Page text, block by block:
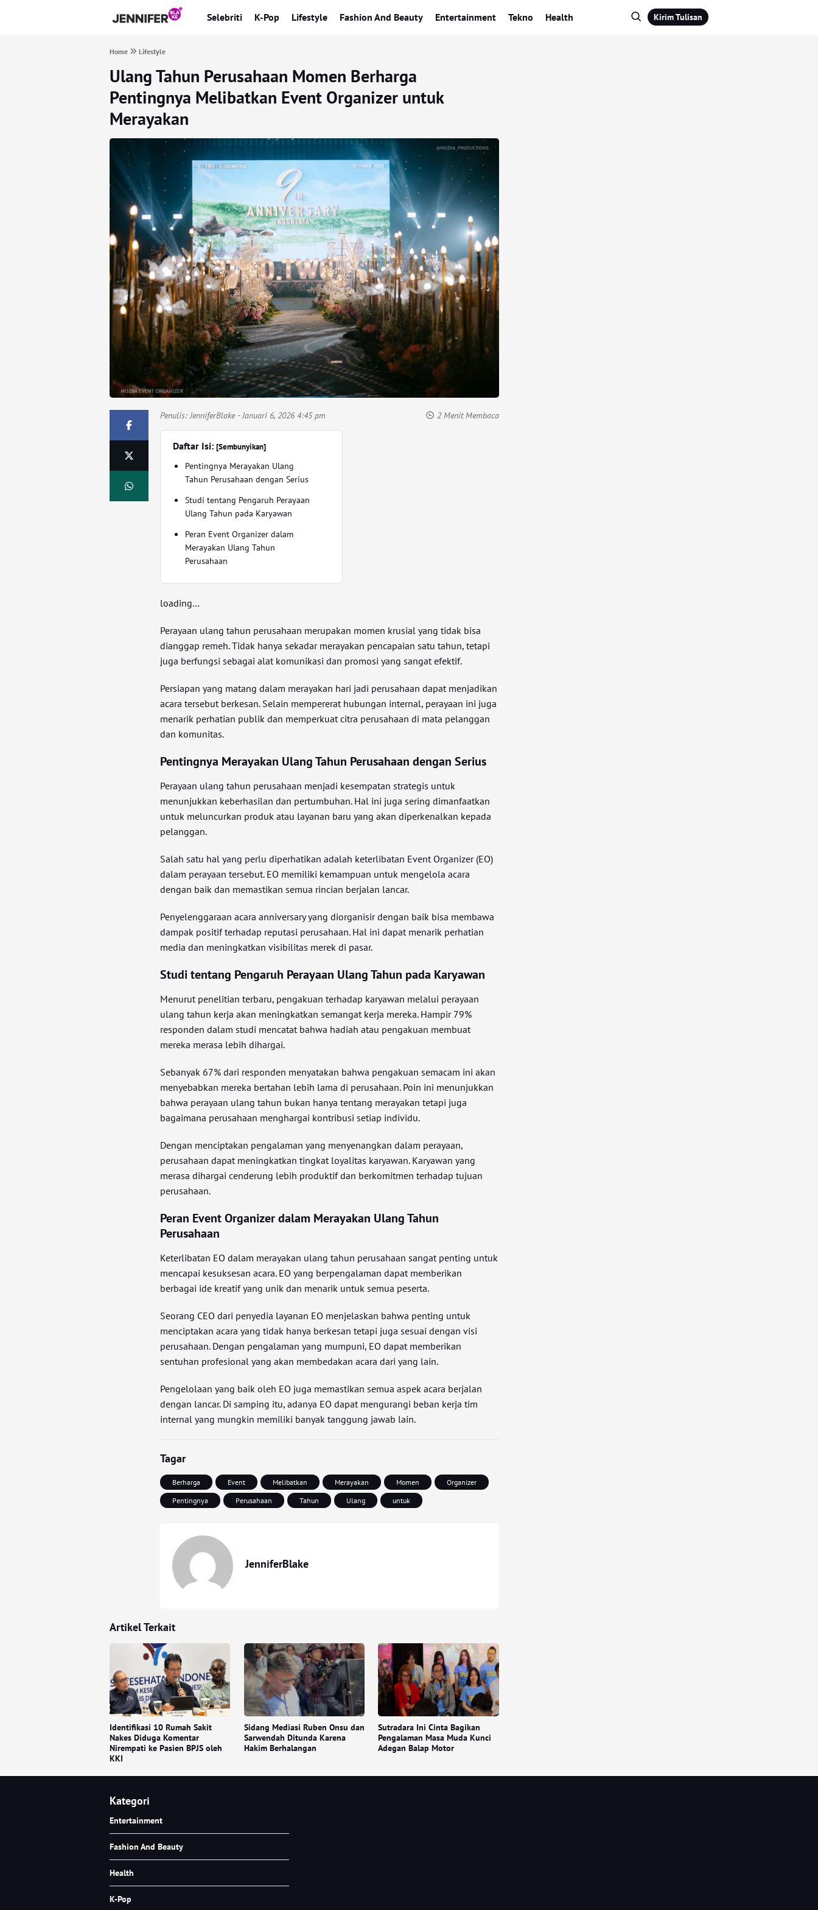
Selebriti K-Pop Lifestyle Fashion And Beauty Entertainment Tekno Health Kirim Tulisan
Home Lifestyle
Ulang Tahun Perusahaan Momen Berharga
Pentingnya Melibatkan Event Organizer untuk
Merayakan
Penulis:JenniferBlake- Januari 6, 2026 4:45 pm 2 Menit Membaca
Daftar Isi:[Sembunyikan]
Pentingnya Merayakan Ulang
Tahun Perusahaan dengan Serius
Studi tentang Pengaruh Perayaan
Ulang Tahun pada Karyawan
Peran Event Organizer dalam
Merayakan Ulang Tahun
Perusahaan
loading…
Perayaan ulang tahun perusahaan merupakan momen krusial yang tidak bisa
dianggap remeh. Tidak hanya sekadar merayakan pencapaian satu tahun, tetapi
juga berfungsi sebagai alat komunikasi dan promosi yang sangat efektif.
Persiapan yang matang dalam merayakan hari jadi perusahaan dapat menjadikan
acara tersebut berkesan. Selain mempererat hubungan internal, perayaan ini juga
menarik perhatian publik dan memperkuat citra perusahaan di mata pelanggan
dan komunitas.
Pentingnya Merayakan Ulang Tahun Perusahaan dengan Serius
Perayaan ulang tahun perusahaan menjadi kesempatan strategis untuk
menunjukkan keberhasilan dan pertumbuhan. Hal ini juga sering dimanfaatkan
untuk meluncurkan produk atau layanan baru yang akan diperkenalkan kepada
pelanggan.
Salah satu hal yang perlu diperhatikan adalah keterlibatan Event Organizer (EO)
dalam perayaan tersebut. EO memiliki kemampuan untuk mengelola acara
dengan baik dan memastikan semua rincian berjalan lancar.
Penyelenggaraan acara anniversary yang diorganisir dengan baik bisa membawa
dampak positif terhadap reputasi perusahaan. Hal ini dapat menarik perhatian
media dan meningkatkan visibilitas merek di pasar.
Studi tentang Pengaruh Perayaan Ulang Tahun pada Karyawan
Menurut penelitian terbaru, pengakuan terhadap karyawan melalui perayaan
ulang tahun kerja akan meningkatkan semangat kerja mereka. Hampir 79%
responden dalam studi mencatat bahwa hadiah atau pengakuan membuat
mereka merasa lebih dihargai.
Sebanyak 67% dari responden menyatakan bahwa pengakuan semacam ini akan
menyebabkan mereka bertahan lebih lama di perusahaan. Poin ini menunjukkan
bahwa perayaan ulang tahun bukan hanya tentang merayakan tetapi juga
bagaimana perusahaan menghargai kontribusi setiap individu.
Dengan menciptakan pengalaman yang menyenangkan dalam perayaan,
perusahaan dapat meningkatkan tingkat loyalitas karyawan. Karyawan yang
merasa dihargai cenderung lebih produktif dan berkomitmen terhadap tujuan
perusahaan.
Peran Event Organizer dalam Merayakan Ulang Tahun
Perusahaan
Keterlibatan EO dalam merayakan ulang tahun perusahaan sangat penting untuk
mencapai kesuksesan acara. EO yang berpengalaman dapat memberikan
berbagai ide kreatif yang unik dan menarik untuk semua peserta.
Seorang CEO dari penyedia layanan EO menjelaskan bahwa penting untuk
menciptakan acara yang tidak hanya berkesan tetapi juga sesuai dengan visi
perusahaan. Dengan pengalaman yang mumpuni, EO dapat memberikan
sentuhan profesional yang akan membedakan acara dari yang lain.
Pengelolaan yang baik oleh EO juga memastikan semua aspek acara berjalan
dengan lancar. Di samping itu, adanya EO dapat mengurangi beban kerja tim
internal yang mungkin memiliki banyak tanggung jawab lain.
Tagar
Berharga Event Melibatkan Merayakan Momen
Organizer
Pentingnya
Perusahaan Tahun Ulang untuk
JenniferBlake
Artikel Terkait
Identifikasi 10 Rumah Sakit
Nakes Diduga Komentar
Nirempati ke Pasien BPJS oleh
KKI
Sidang Mediasi Ruben Onsu dan
Sarwendah Ditunda Karena
Hakim Berhalangan
Sutradara Ini Cinta Bagikan
Pengalaman Masa Muda Kunci
Adegan Balap Motor
Kategori
Entertainment
Fashion And Beauty
Health
K-Pop